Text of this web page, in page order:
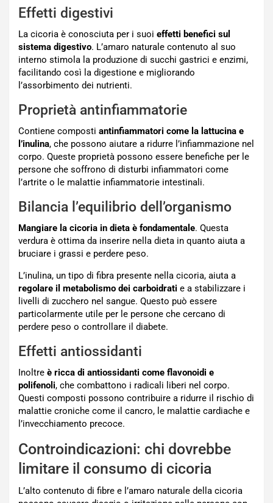
Effetti digestivi
La cicoria è conosciuta per i suoi effetti benefici sul
sistema digestivo. L’amaro naturale contenuto al suo
interno stimola la produzione di succhi gastrici e enzimi,
facilitando così la digestione e migliorando
l’assorbimento dei nutrienti.
Proprietà antinfiammatorie
Contiene composti antinfiammatori come la lattucina e
l’inulina, che possono aiutare a ridurre l’infiammazione nel
corpo. Queste proprietà possono essere benefiche per le
persone che soffrono di disturbi infiammatori come
l’artrite o le malattie infiammatorie intestinali.
Bilancia l’equilibrio dell’organismo
Mangiare la cicoria in dieta è fondamentale. Questa
verdura è ottima da inserire nella dieta in quanto aiuta a
bruciare i grassi e perdere peso.
L’inulina, un tipo di fibra presente nella cicoria, aiuta a
regolare il metabolismo dei carboidrati e a stabilizzare i
livelli di zucchero nel sangue. Questo può essere
particolarmente utile per le persone che cercano di
perdere peso o controllare il diabete.
Effetti antiossidanti
Inoltre è ricca di antiossidanti come flavonoidi e
polifenoli, che combattono i radicali liberi nel corpo.
Questi composti possono contribuire a ridurre il rischio di
malattie croniche come il cancro, le malattie cardiache e
l’invecchiamento precoce.
Controindicazioni: chi dovrebbe
limitare il consumo di cicoria
L’alto contenuto di fibre e l’amaro naturale della cicoria